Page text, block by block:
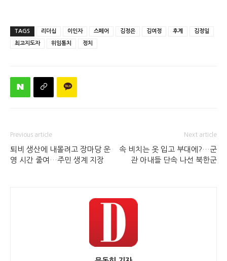
TAGS 리더십 이인자 스페어 김정은 김여정 후계 김정일
최고지도자 위임통치 정치
Previous article
퇴비 생산에 내몰려고 장마당 운
영 시간 줄여…주민 생계 지장
Next article
속 비치는 옷 입고 부대에?…군
관 아내들 단속 나선 북한군